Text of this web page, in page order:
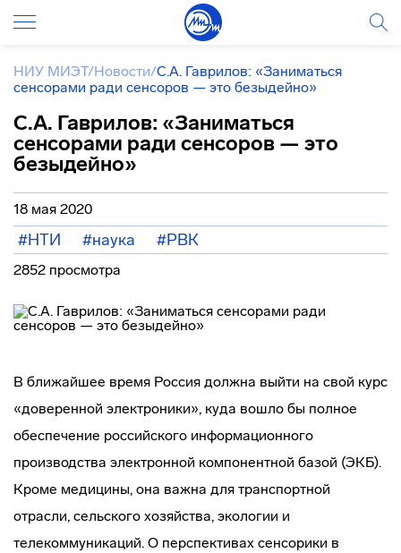
НИУ МИЭТ/Новости/С.А. Гаврилов: «Заниматься
сенсорами ради сенсоров — это безыдейно»
С.А. Гаврилов: «Заниматься
сенсорами ради сенсоров — это
безыдейно»
18 мая 2020
#НТИ #наука #РВК
2852 просмотра
В ближайшее время Россия должна выйти на свой курс
«доверенной электроники», куда вошло бы полное
обеспечение российского информационного
производства электронной компонентной базой (ЭКБ).
Кроме медицины, она важна для транспортной
отрасли, сельского хозяйства, экологии и
телекоммуникаций. О перспективах сенсорики в